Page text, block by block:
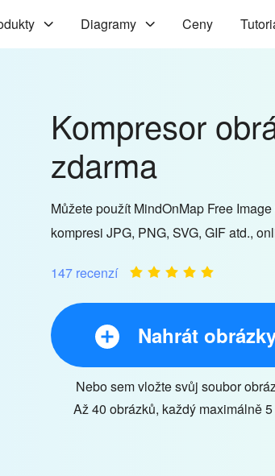
Diagramy Ceny
Kompresor
zdarma
Můžete použít MindOnMap Free
kompresi JPG, PNG, SVG, GIF atd.,
147 recenzí
Nahrát
Nebo sem vložte svůj soubor
Až 40 obrázků, každý maximálně